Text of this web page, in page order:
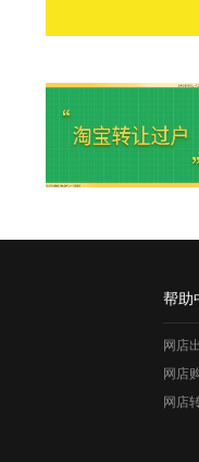
帮助
网店
网店
网店